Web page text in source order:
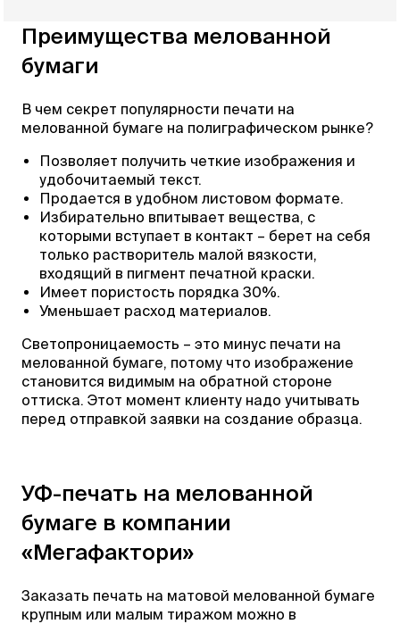
Преимущества мелованной
бумаги
В чем секрет популярности печати на
мелованной бумаге на полиграфическом рынке?
Позволяет получить четкие изображения и
удобочитаемый текст.
Продается в удобном листовом формате.
Избирательно впитывает вещества, с
которыми вступает в контакт – берет на себя
только растворитель малой вязкости,
входящий в пигмент печатной краски.
Имеет пористость порядка 30%.
Уменьшает расход материалов.
Светопроницаемость – это минус печати на
мелованной бумаге, потому что изображение
становится видимым на обратной стороне
оттиска. Этот момент клиенту надо учитывать
перед отправкой заявки на создание образца.
УФ-печать на мелованной
бумаге в компании
«Мегафактори»
Заказать печать на матовой мелованной бумаге
крупным или малым тиражом можно в